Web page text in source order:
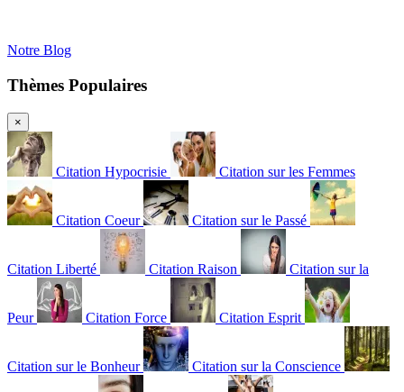
Notre Blog
Thèmes Populaires
×
Citation Hypocrisie Citation sur les Femmes
Citation Coeur Citation sur le Passé
Citation Liberté Citation Raison Citation sur la
Peur Citation Force Citation Esprit
Citation sur le Bonheur Citation sur la Conscience